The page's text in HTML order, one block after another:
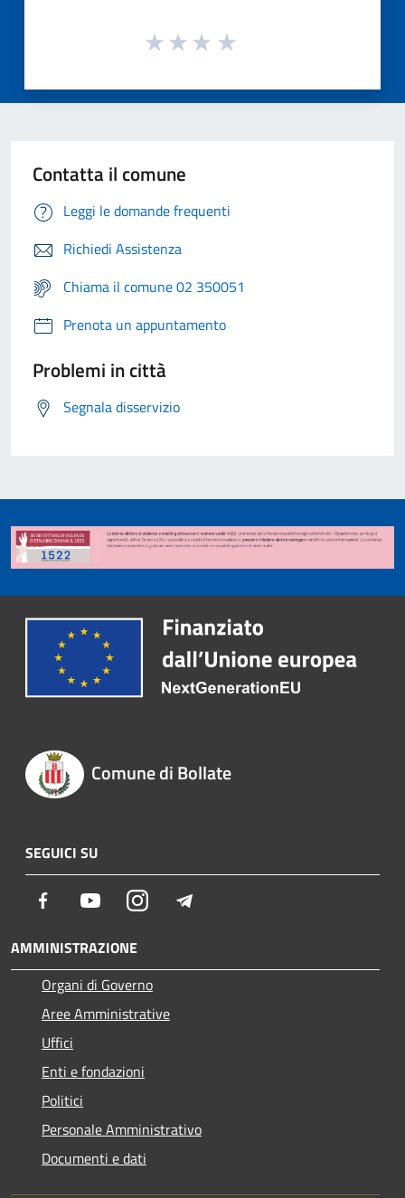
Contatta il comune
Leggi le domande frequenti
Richiedi Assistenza
Chiama il comune 02 350051
Prenota un appuntamento
Problemi in città
Segnala disservizio
Comune di Bollate
SEGUICI SU
Facebook YoutubeInstagram
AMMINISTRAZIONE
Organi di Governo
Aree Amministrative
Uffici
Enti e fondazioni
Politici
Personale Amministrativo
Documenti e dati